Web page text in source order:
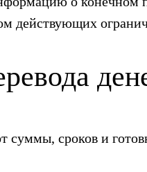
действующих
суммы, сроков и